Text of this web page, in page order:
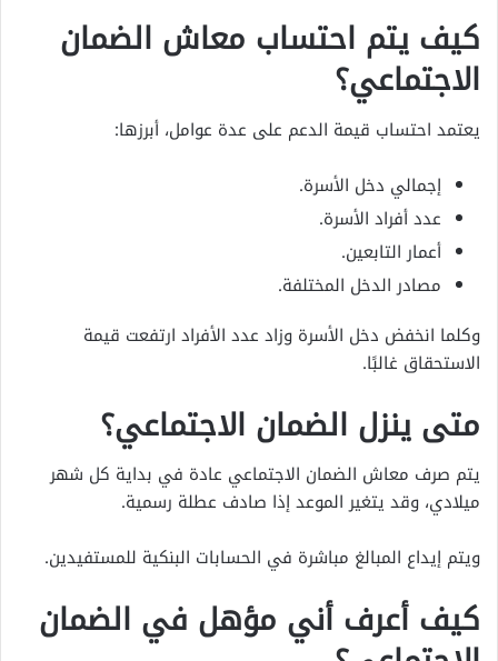
كيف يتم احتساب معاش الضمان
الاجتماعي؟
يعتمد احتساب قيمة الدعم على عدة عوامل، أبرزها:
إجمالي دخل الأسرة.
عدد أفراد الأسرة.
أعمار التابعين.
مصادر الدخل المختلفة.
وكلما انخفض دخل الأسرة وزاد عدد الأفراد ارتفعت قيمة
الاستحقاق غالبًا.
متى ينزل الضمان الاجتماعي؟
يتم صرف معاش الضمان الاجتماعي عادة في بداية كل شهر
ميلادي، وقد يتغير الموعد إذا صادف عطلة رسمية.
ويتم إيداع المبالغ مباشرة في الحسابات البنكية للمستفيدين.
كيف أعرف أني مؤهل في الضمان